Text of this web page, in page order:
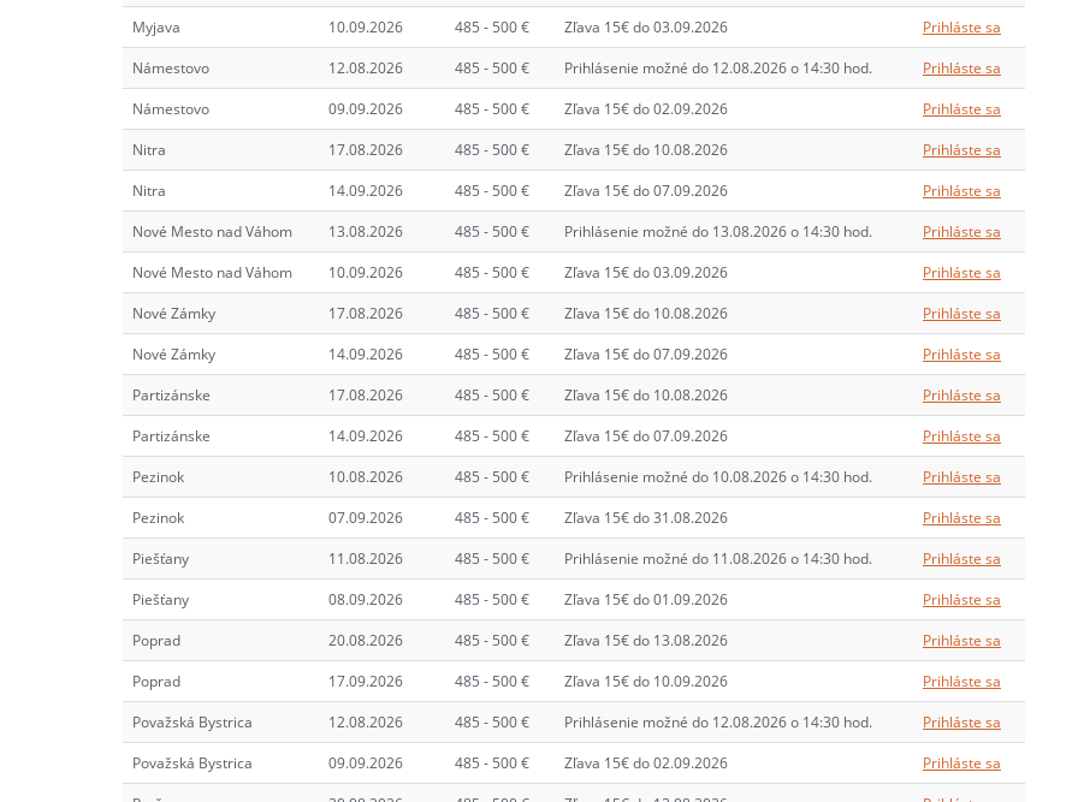
Myjava
10.09.2026 485 - 500 € Zľava 15€ do 03.09.2026
Prihláste sa
Námestovo
12.08.2026 485 - 500 € Prihlásenie možné do 12.08.2026 o 14:30 hod.
Prihláste sa
Námestovo
09.09.2026 485 - 500 € Zľava 15€ do 02.09.2026
Prihláste sa
Nitra
17.08.2026 485 - 500 € Zľava 15€ do 10.08.2026
Prihláste sa
Nitra
14.09.2026 485 - 500 € Zľava 15€ do 07.09.2026
Prihláste sa
Nové Mesto nad Váhom
13.08.2026 485 - 500 € Prihlásenie možné do 13.08.2026 o 14:30 hod.
Prihláste sa
Nové Mesto nad Váhom
10.09.2026 485 - 500 € Zľava 15€ do 03.09.2026
Prihláste sa
Nové Zámky
17.08.2026 485 - 500 € Zľava 15€ do 10.08.2026
Prihláste sa
Nové Zámky
14.09.2026 485 - 500 € Zľava 15€ do 07.09.2026
Prihláste sa
Partizánske
17.08.2026 485 - 500 € Zľava 15€ do 10.08.2026
Prihláste sa
Partizánske
14.09.2026 485 - 500 € Zľava 15€ do 07.09.2026
Prihláste sa
Pezinok
10.08.2026 485 - 500 € Prihlásenie možné do 10.08.2026 o 14:30 hod.
Prihláste sa
Pezinok
07.09.2026 485 - 500 € Zľava 15€ do 31.08.2026
Prihláste sa
Piešťany
11.08.2026 485 - 500 € Prihlásenie možné do 11.08.2026 o 14:30 hod.
Prihláste sa
Piešťany
08.09.2026 485 - 500 € Zľava 15€ do 01.09.2026
Prihláste sa
Poprad
20.08.2026 485 - 500 € Zľava 15€ do 13.08.2026
Prihláste sa
Poprad
17.09.2026 485 - 500 € Zľava 15€ do 10.09.2026
Prihláste sa
Považská Bystrica
12.08.2026 485 - 500 € Prihlásenie možné do 12.08.2026 o 14:30 hod.
Prihláste sa
Považská Bystrica
09.09.2026 485 - 500 € Zľava 15€ do 02.09.2026
Prihláste sa